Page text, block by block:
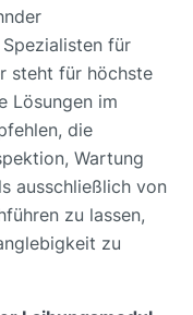
für
steht für höchste
Lösungen im
die
Wartung
ausschließlich von
zu lassen,
zu